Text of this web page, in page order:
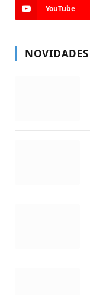
YouTube
NOVIDADES